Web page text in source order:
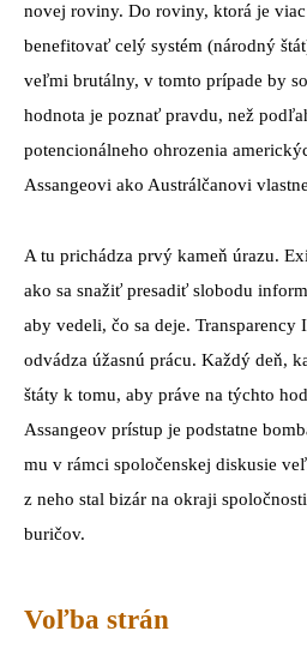
novej roviny. Do roviny, ktorá je
benefitovať celý systém (národný
veľmi brutálny, v tomto prípade by
hodnota je poznať pravdu, než
potencionálneho ohrozenia
Assangeovi ako Austrálčanovi
A tu prichádza prvý kameň úrazu.
ako sa snažiť presadiť slobodu
aby vedeli, čo sa deje. Transparency
odvádza úžasnú prácu. Každý deň,
štáty k tomu, aby práve na týchto
Assangeov prístup je podstatne
mu v rámci spoločenskej diskusie
z neho stal bizár na okraji
buričov.
Voľba strán